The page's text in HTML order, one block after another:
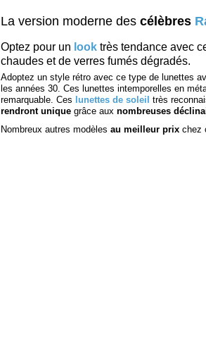
La version moderne des célèbres
Optez pour un look très tendance avec
chaudes et de verres fumés dégradés.
Adoptez un style rétro avec ce type de lunettes
les années 30. Ces lunettes intemporelles en
remarquable. Ces lunettes de soleil très
rendront unique grâce aux nombreuses
Nombreux autres modèles au meilleur prix chez